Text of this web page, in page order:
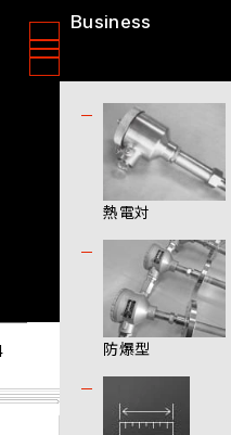
Business
熱電対
防爆型